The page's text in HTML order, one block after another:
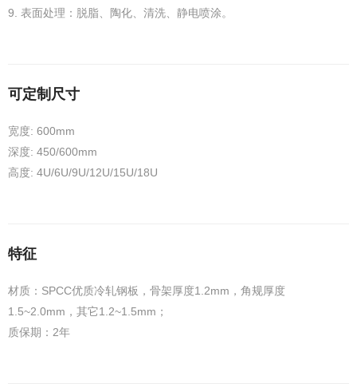
9. 表面处理：脱脂、陶化、清洗、静电喷涂。
可定制尺寸
宽度: 600mm
深度: 450/600mm
高度: 4U/6U/9U/12U/15U/18U
特征
材质：SPCC优质冷轧钢板，骨架厚度1.2mm，角规厚度
1.5~2.0mm，其它1.2~1.5mm；
质保期：2年